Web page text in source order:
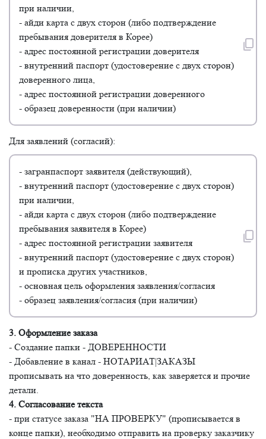
при наличии,
- айди карта с двух сторон (либо подтверждение
пребывания доверителя в Корее)
- адрес постоянной регистрации доверителя
- внутренний паспорт (удостоверение с двух сторон)
доверенного лица,
- адрес постоянной регистрации доверенного
- образец доверенности (при наличии)
Для заявлений (согласий):
- загранпаспорт заявителя (действующий),
- внутренний паспорт (удостоверение с двух сторон)
при наличии,
- айди карта с двух сторон (либо подтверждение
пребывания заявителя в Корее)
- адрес постоянной регистрации заявителя
- внутренний паспорт (удостоверение с двух сторон)
и прописка других участников,
- основная цель оформления заявления/согласия
- образец заявления/согласия (при наличии)
3. Оформление заказа
- Создание папки - ДОВЕРЕННОСТИ
- Добавление в канал - НОТАРИАТ|ЗАКАЗЫ
прописывать на что доверенность, как заверяется и прочие
детали.
4. Согласование текста
- при статусе заказа "НА ПРОВЕРКУ" (прописывается в
конце папки), необходимо отправить на проверку заказчику